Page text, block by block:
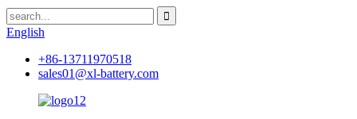
English
+86-13711970518
sales01@xl-battery.com